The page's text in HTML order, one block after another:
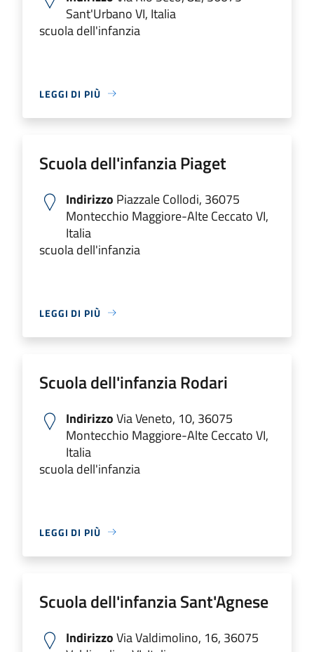
Sant'Urbano VI, Italia
scuola dell'infanzia
LEGGI DI PIÙ
Scuola dell'infanzia Piaget
Indirizzo Piazzale Collodi, 36075
Montecchio Maggiore-Alte Ceccato VI,
Italia
scuola dell'infanzia
LEGGI DI PIÙ
Scuola dell'infanzia Rodari
IndirizzoVia Veneto, 10, 36075
Montecchio Maggiore-Alte Ceccato VI,
Italia
scuola dell'infanzia
LEGGI DI PIÙ
Scuola dell'infanzia Sant'Agnese
IndirizzoVia Valdimolino, 16, 36075